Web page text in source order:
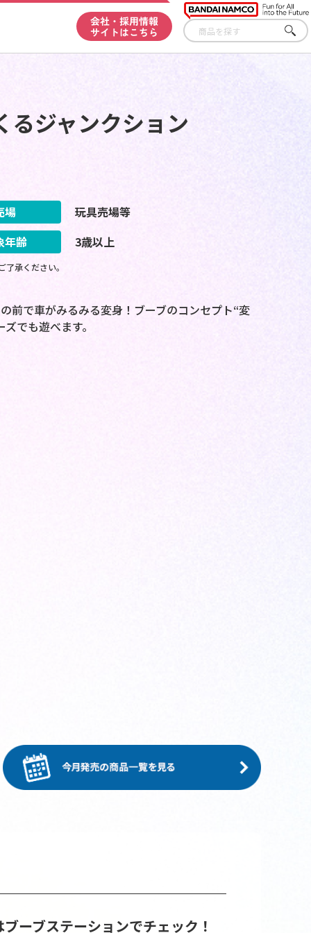
会社・採用情報
サイトはこちら
さが
す
るジャンクション
場
玩具売場等
年齢
3歳以上
承ください。
前で車がみるみる変身！ブーブのコンセプト“変
でも遊べます。
ーブステーションでチェック！